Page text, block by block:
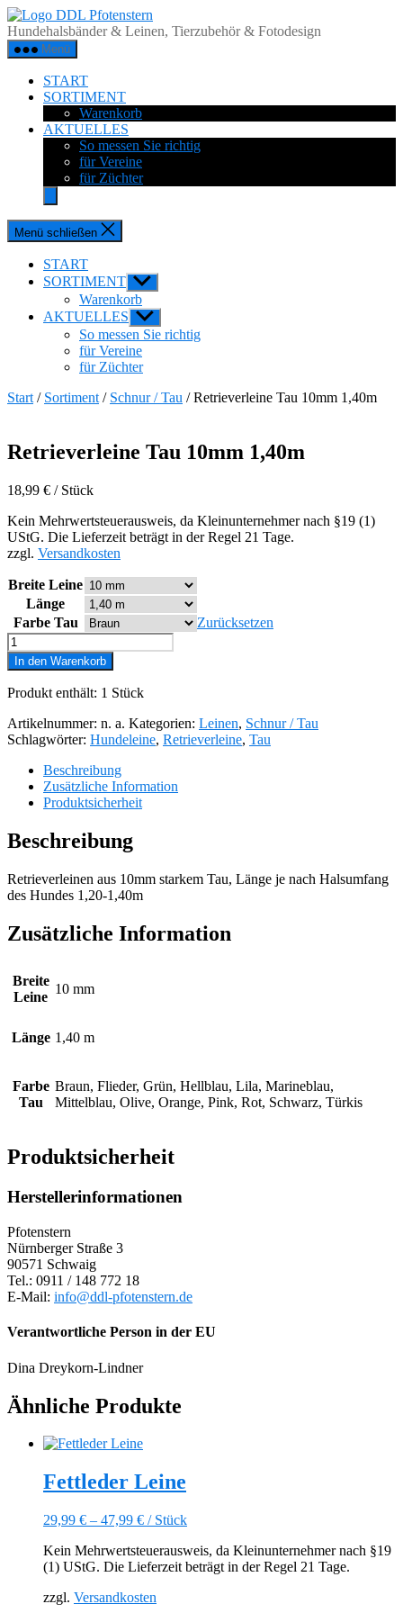
Zum
Inhalt
springen
Pfotenstern
Hundehalsbänder & Leinen, Tierzubehör & Fotodesign
Menü
START
SORTIMENT
Warenkorb
AKTUELLES
So messen Sie richtig
für Vereine
für Züchter
Menü schließen
START
SORTIMENT Untermenü
anzeigen
Warenkorb
AKTUELLES Untermenü
anzeigen
So messen Sie richtig
für Vereine
für Züchter
Start / Sortiment / Schnur / Tau / Retrieverleine Tau 10mm 1,40m
Retrieverleine Tau 10mm 1,40m
18,99 € / Stück
Kein Mehrwertsteuerausweis, da Kleinunternehmer nach §19 (1)
UStG. Die Lieferzeit beträgt in der Regel 21 Tage.
zzgl. Versandkosten
Breite Leine
Länge
Farbe Tau
Zurücksetzen
Retrieverleine
Tau
10mm
1,40m
In den Warenkorb
Produkt enthält: 1 Stück
Artikelnummer: n. a. Kategorien: Leinen, Schnur / Tau
Schlagwörter: Hundeleine, Retrieverleine, Tau
Beschreibung
Zusätzliche Information
Produktsicherheit
Beschreibung
Retrieverleinen aus 10mm starkem Tau, Länge je nach Halsumfang
des Hundes 1,20-1,40m
Zusätzliche Information
Breite
Leine
10 mm
Länge 1,40 m
Farbe
Tau
Braun, Flieder, Grün, Hellblau, Lila, Marineblau,
Mittelblau, Olive, Orange, Pink, Rot, Schwarz, Türkis
Produktsicherheit
Herstellerinformationen
Pfotenstern
Nürnberger Straße 3
90571 Schwaig
Tel.: 0911 / 148 772 18
E-Mail: info@ddl-pfotenstern.de
Verantwortliche Person in der EU
Dina Dreykorn-Lindner
Ähnliche Produkte
Fettleder Leine
29,99 € – 47,99 € / Stück
Kein Mehrwertsteuerausweis, da Kleinunternehmer nach §19
(1) UStG. Die Lieferzeit beträgt in der Regel 21 Tage.
zzgl. Versandkosten